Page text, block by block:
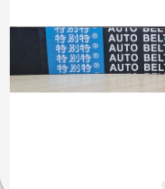
ΠΡΟΪΌΝΤΑ